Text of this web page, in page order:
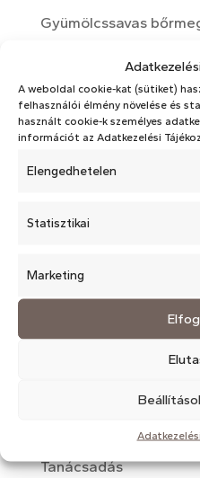
A weboldal cookie-kat (sütiket)
felhasználói élmény növelése és
használt cookie-k személyes
információt az Adatkezelési
Elengedhetelen
Statisztikai
Marketing
Gyümölcssavas
Kozmetikai
Nyári bőrápolás
Téli bőrápolás
Arckezelések
Arckezelések
Lézeres fényterápia
Kozmetikai masszázsok
Tanácsadás